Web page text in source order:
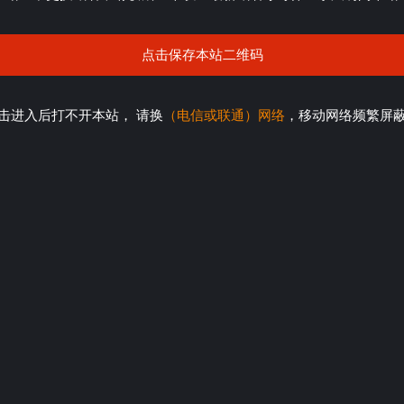
点击保存本站二维码
进入后打不开本站， 请换 （电信或联通）网络 ，移动网络频繁屏